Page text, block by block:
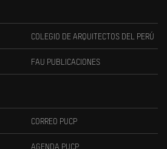
COLEGIO DE ARQUITECTOS DEL PERÚ
FAU PUBLICACIONES
CORREO PUCP
AGENDA PUCP